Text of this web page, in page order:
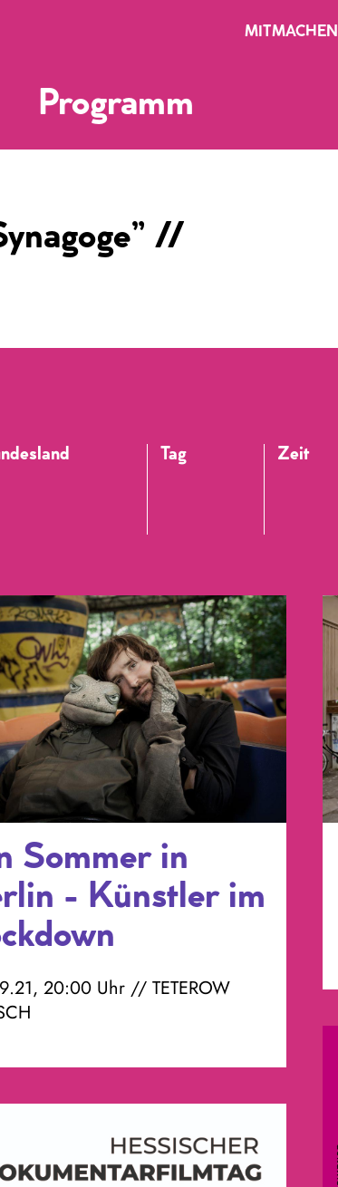
MITMACHEN
Programm
//
Tag Zeit
Sommer in
- Künstler im
20:00 Uhr // TETEROW